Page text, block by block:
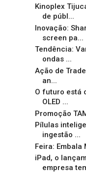
Kinoplex
de públ...
Inovação:
screen pa...
Tendência:
ondas ...
Ação de
an...
O futuro está
OLED ...
Promoção
Pílulas
ingestão ...
Feira: Embala
iPad, o
empresa